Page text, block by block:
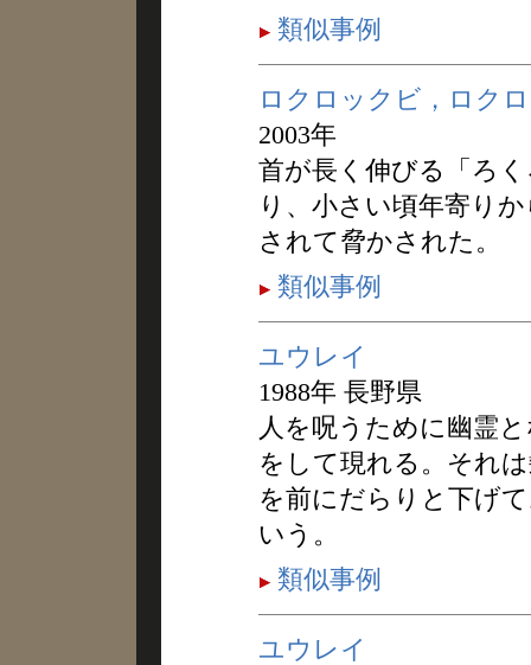
類似事例
ロクロックビ，ロク
2003年
首が長く伸びる「ろ
り、小さい頃年寄り
されて脅かされた。
類似事例
ユウレイ
1988年 長野県
人を呪うために幽霊
をして現れる。それ
を前にだらりと下げ
いう。
類似事例
ユウレイ